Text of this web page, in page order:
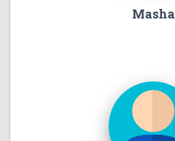
Masha